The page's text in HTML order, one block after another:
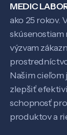
MEDIC
ako 25 rokov.
výzvam
Našim cieľom
zlepšiť
schopnosť
produktov a